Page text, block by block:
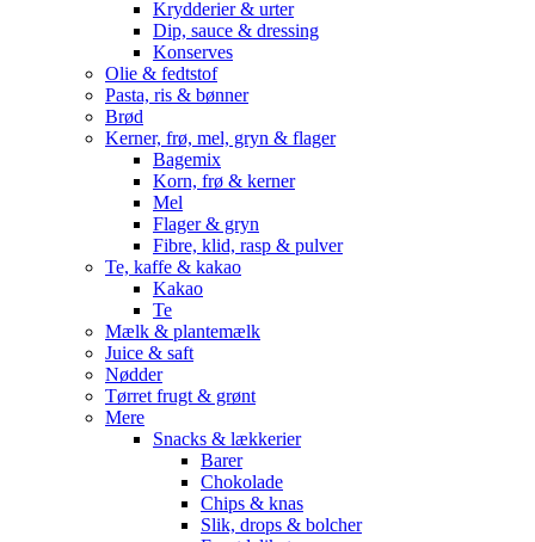
Krydderier & urter
Dip, sauce & dressing
Konserves
Olie & fedtstof
Pasta, ris & bønner
Brød
Kerner, frø, mel, gryn & flager
Bagemix
Korn, frø & kerner
Mel
Flager & gryn
Fibre, klid, rasp & pulver
Te, kaffe & kakao
Kakao
Te
Mælk & plantemælk
Juice & saft
Nødder
Tørret frugt & grønt
Mere
Snacks & lækkerier
Barer
Chokolade
Chips & knas
Slik, drops & bolcher